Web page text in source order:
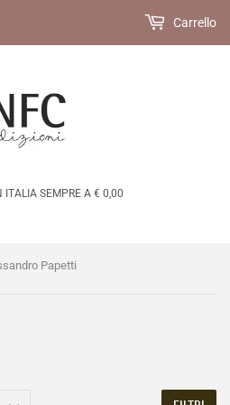
ITALIA SEMPRE A € 0,00
Carrello
Papetti